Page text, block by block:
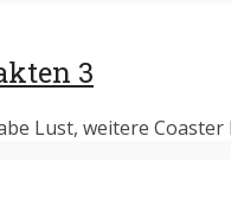
3
Lust, weitere